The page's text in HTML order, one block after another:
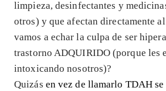
limpieza, desinfectantes y
otros) y que afectan directamente al
vamos a echar la culpa de ser
trastorno ADQUIRIDO (porque les
intoxicando nosotros)?
Quizás en vez de llamarlo TDAH